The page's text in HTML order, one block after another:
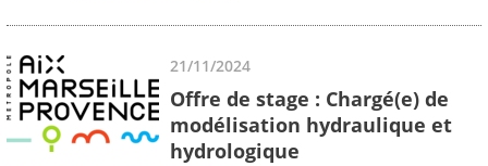
21/11/2024
Offre de stage : Chargé(e) de
modélisation hydraulique et
hydrologique